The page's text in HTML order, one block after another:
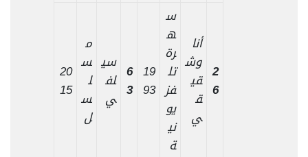
2
6
أنا
وش
قي
ق
ي
س
ه
رة
تل
فز
يو
ني
ة
19
93
6
3
سي
لف
ي
م
س
ل
س
ل
20
15